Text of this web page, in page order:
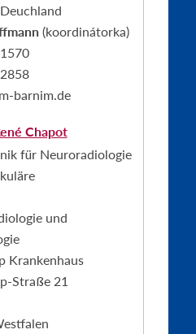
(koordinátorka)
barnim.de
Chapot
für Neuroradiologie
und
Krankenhaus
Straße 21